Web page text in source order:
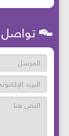
تواصل معنا